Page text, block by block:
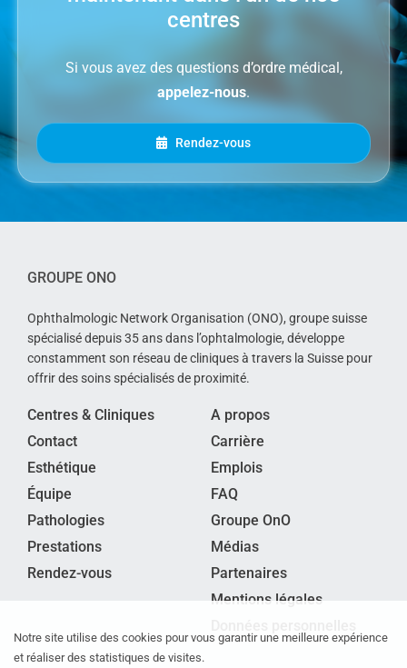
centres
Si vous avez des questions d’ordre médical,
appelez-nous.
Rendez-vous
GROUPE ONO
Ophthalmologic Network Organisation (ONO), groupe suisse
spécialisé depuis 35 ans dans l’ophtalmologie, développe
constamment son réseau de cliniques à travers la Suisse pour
offrir des soins spécialisés de proximité.
Centres & Cliniques
Contact
Esthétique
Équipe
Pathologies
Prestations
Rendez-vous
A propos
Carrière
Emplois
FAQ
Groupe OnO
Médias
Partenaires
Mentions légales
Notre site utilise des cookies pour vous garantir une meilleure expérience
et réaliser des statistiques de visites.